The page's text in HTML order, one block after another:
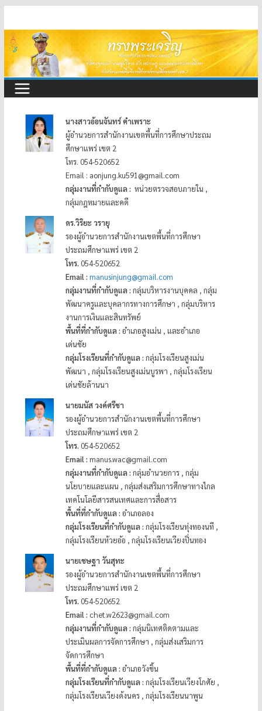
to
content
นางสาวอ้อนจันทร์ คำเพราะ
ผู้อำนวยการสำนักงานเขตพื้นที่การศึกษาประถม
ศึกษาแพร่ เขต 2
โทร. 054-520652
Email : aonjung.ku591@gmail.com
กลุ่มงานที่กำกับดูแล : หน่วยตรวจสอบภายใน ,
กลุ่มกฎหมายและคดี
ดร.วิริยะ วรายุ
รองผู้อำนวยการสำนักงานเขตพื้นที่การศึกษา
ประถมศึกษาแพร่ เขต 2
โทร. 054-520652
Email : manusinjung@gmail.com
กลุ่มงานที่กำกับดูแล : กลุ่มบริหารงานบุคคล , กลุ่ม
พัฒนาครูและบุคลากรทางการศึกษา , กลุ่มบริหาร
งานการเงินและสินทรัพย์
พื้นที่ที่กำกับดูแล : อำเภอสูงเม่น , และอำเภอ
เด่นชัย
กลุ่มโรงเรียนที่กำกับดูแล : กลุ่มโรงเรียนสูงเม่น
พัฒนา , กลุ่มโรงเรียนสูงเม่นบูรพา , กลุ่มโรงเรียน
เด่นชัยล้านนา
นายมนัส วงค์ศรีชา
รองผู้อำนวยการสำนักงานเขตพื้นที่การศึกษา
ประถมศึกษาแพร่ เขต 2
โทร. 054-520652
Email : manus.wac@gmail.com
กลุ่มงานที่กำกับดูแล : กลุ่มอำนวยการ , กลุ่ม
นโยบายและแผน , กลุ่มส่งเสริมการศึกษาทางไกล
เทคโนโลยีสารสนเทศและการสื่อสาร
พื้นที่ที่กำกับดูแล : อำเภอลอง
กลุ่มโรงเรียนที่กำกับดูแล : กลุ่มโรงเรียนทุ่งทองนที ,
กลุ่มโรงเรียนห้วยอ้อ , กลุ่มโรงเรียนเวียงปิ่นทอง
นายเชษฐา วันสุทะ
รองผู้อำนวยการสำนักงานเขตพื้นที่การศึกษา
ประถมศึกษาแพร่ เขต 2
โทร. 054-520652
Email : chet.w2623@gmail.com
กลุ่มงานที่กำกับดูแล : กลุ่มนิเทศติดตามและ
ประเมินผลการจัดการศึกษา , กลุ่มส่งเสริมการ
จัดการศึกษา
พื้นที่ที่กำกับดูแล : อำเภอวังชิ้น
กลุ่มโรงเรียนที่กำกับดูแล : กลุ่มโรงเรียนเวียงโกศัย ,
กลุ่มโรงเรียนเวียงด้งนคร , กลุ่มโรงเรียนนาพูน